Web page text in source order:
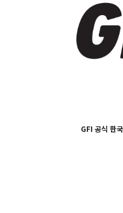
GFI 공식 한